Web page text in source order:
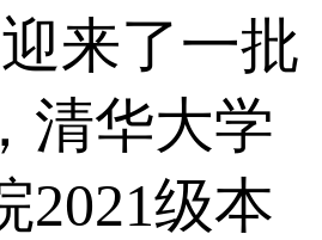
来了一批
清华大学
2021级本